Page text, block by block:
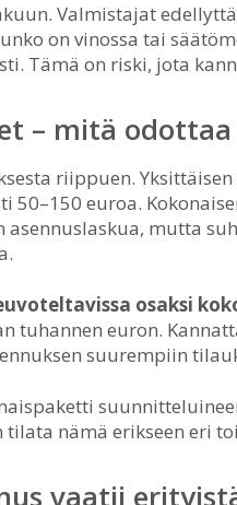
Valmistajat
on vinossa tai
Tämä on riski, jota
– mitä odottaa
riippuen.
50–150 euroa.
mutta
osaksi
tuhannen euron.
suurempiin
tilata nämä erikseen eri
vaatii